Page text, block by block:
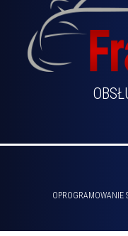
OPROGRAMOWANIE